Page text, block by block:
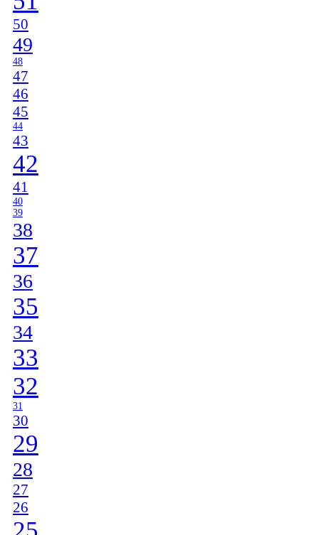
50
49
48
47
46
45
44
43
42
41
40
39
38
37
36
35
34
33
32
31
30
29
28
27
26